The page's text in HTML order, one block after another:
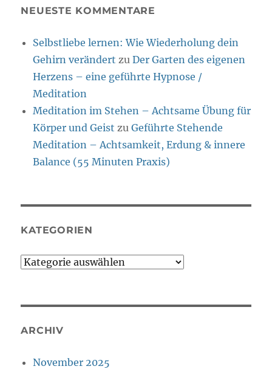
NEUESTE KOMMENTARE
Selbstliebe lernen: Wie Wiederholung dein
Gehirn verändert zuDer Garten des eigenen
Herzens – eine geführte Hypnose /
Meditation
Meditation im Stehen – Achtsame Übung für
Körper und Geist zuGeführte Stehende
Meditation – Achtsamkeit, Erdung & innere
Balance (55 Minuten Praxis)
KATEGORIEN
Kategorien
ARCHIV
November 2025